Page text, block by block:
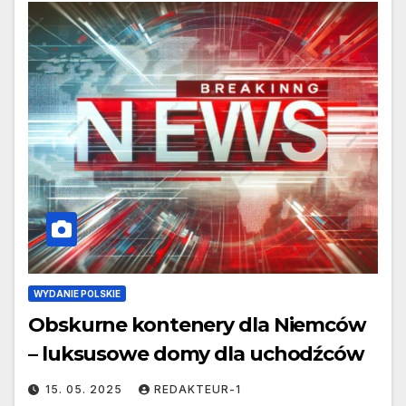
WYDANIE POLSKIE
Obskurne kontenery dla Niemców
– luksusowe domy dla uchodźców
15. 05. 2025 REDAKTEUR-1